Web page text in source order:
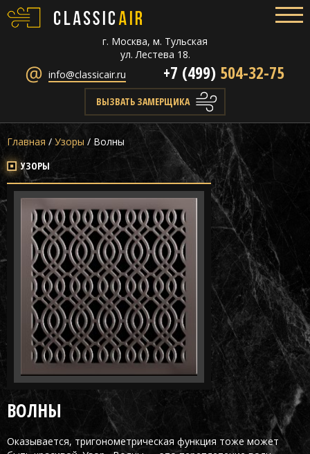
г. Москва, м. Тульская
ул. Лестева 18.
info@classicair.ru
+7 (499) 504-32-75
ВЫЗВАТЬ ЗАМЕРЩИКА
Главная / Узоры / Волны
УЗОРЫ
ВОЛНЫ
Оказывается, тригонометрическая функция тоже может